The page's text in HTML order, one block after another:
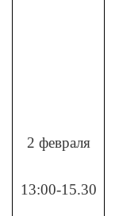
2 февраля
13:00-15.30